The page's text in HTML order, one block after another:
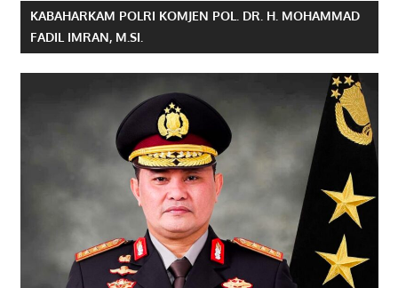
KABAHARKAM POLRI KOMJEN POL. DR. H. MOHAMMAD
FADIL IMRAN, M.SI.